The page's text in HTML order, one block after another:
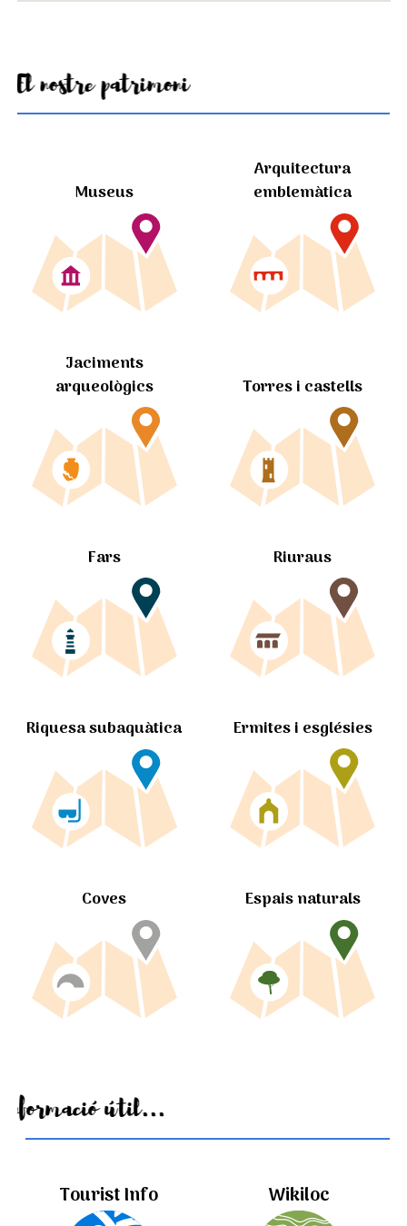
El nostre patrimoni
Museus
Arquitectura
emblemàtica
Jaciments
arqueològics
Torres i castells
Fars Riuraus
Riquesa subaquàtica Ermites i esglésies
Coves Espais naturals
Informació útil...
Tourist Info Wikiloc